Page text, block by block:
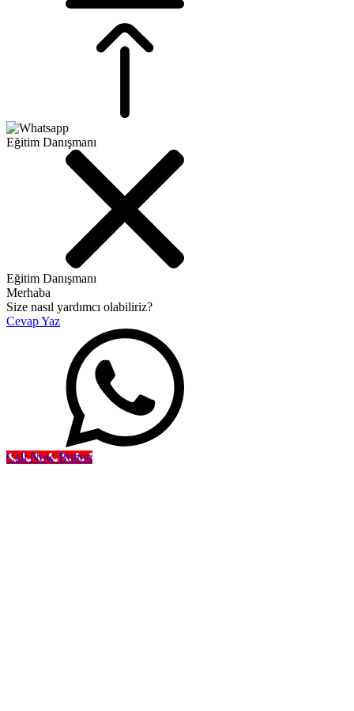
Eğitim Danışmanı
Eğitim Danışmanı
Merhaba
Size nasıl yardımcı olabiliriz?
Cevap Yaz
Call Now Button